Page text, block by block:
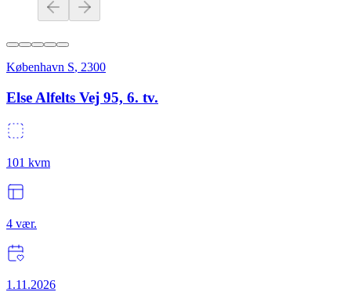
København S, 2300
Else Alfelts Vej 95, 6. tv.
101 kvm
4 vær.
1.11.2026